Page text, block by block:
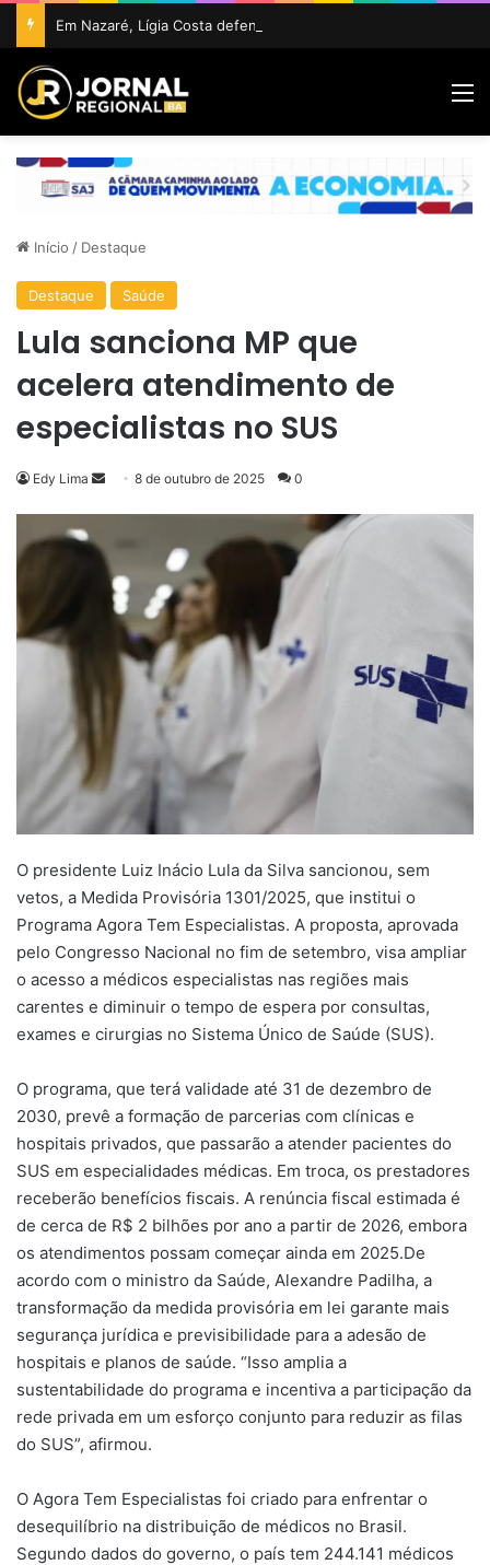
Início / Destaque
Destaque Saúde
Lula sanciona MP que
acelera atendimento de
especialistas no SUS
Edy Lima
Mande
mail
8 de outubro de 2025 0
O presidente Luiz Inácio Lula da Silva sancionou, sem
vetos, a Medida Provisória 1301/2025, que institui o
Programa Agora Tem Especialistas. A proposta, aprovada
pelo Congresso Nacional no fim de setembro, visa ampliar
o acesso a médicos especialistas nas regiões mais
carentes e diminuir o tempo de espera por consultas,
exames e cirurgias no Sistema Único de Saúde (SUS).
O programa, que terá validade até 31 de dezembro de
2030, prevê a formação de parcerias com clínicas e
hospitais privados, que passarão a atender pacientes do
SUS em especialidades médicas. Em troca, os prestadores
receberão benefícios fiscais. A renúncia fiscal estimada é
de cerca de R$ 2 bilhões por ano a partir de 2026, embora
os atendimentos possam começar ainda em 2025.De
acordo com o ministro da Saúde, Alexandre Padilha, a
transformação da medida provisória em lei garante mais
segurança jurídica e previsibilidade para a adesão de
hospitais e planos de saúde. “Isso amplia a
sustentabilidade do programa e incentiva a participação da
rede privada em um esforço conjunto para reduzir as filas
do SUS”, afirmou.
O Agora Tem Especialistas foi criado para enfrentar o
desequilíbrio na distribuição de médicos no Brasil.
Segundo dados do governo, o país tem 244.141 médicos